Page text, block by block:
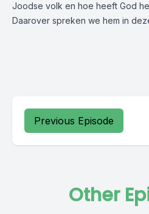
Joodse volk en hoe heeft God
Daarover spreken we hem in
Previous Episode
Other